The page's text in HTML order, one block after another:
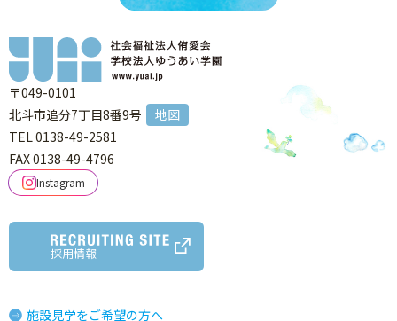
〒049-0101
北斗市追分7丁目8番9号
地図
TEL 0138-49-2581
FAX 0138-49-4796
Instagram
採用情報
施設見学をご希望の方へ